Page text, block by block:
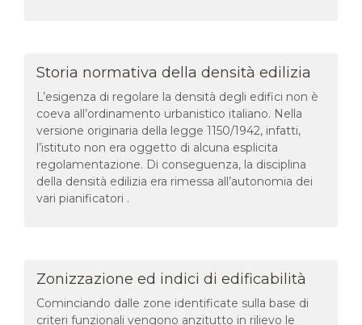
Storia normativa della densità edilizia
L’esigenza di regolare la densità degli edifici non è
coeva all’ordinamento urbanistico italiano. Nella
versione originaria della legge 1150/1942, infatti,
l’istituto non era oggetto di alcuna esplicita
regolamentazione. Di conseguenza, la disciplina
della densità edilizia era rimessa all’autonomia dei
vari pianificatori .
Zonizzazione ed indici di edificabilità
Cominciando dalle zone identificate sulla base di
criteri funzionali vengono anzitutto in rilievo le